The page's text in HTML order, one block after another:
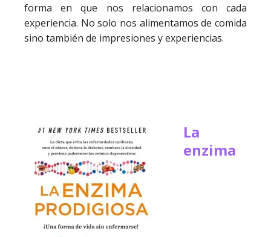
forma en que nos relacionamos con cada
experiencia. No solo nos alimentamos de comida
sino también de impresiones y experiencias.
La
enzima